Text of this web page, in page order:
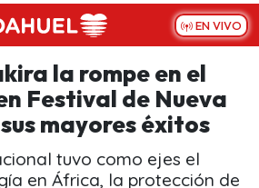
EN VIVO
la rompe en el
Festival de Nueva
mayores éxitos
tuvo como ejes el
en África, la protección de